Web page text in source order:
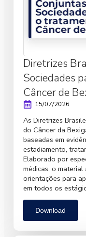
Diretrizes
Sociedades
Câncer de
15/07/2026
As Diretrizes
do Câncer da
baseadas em
estadiamento,
Elaborado por
médicas, o
orientações para
em todos os
Download